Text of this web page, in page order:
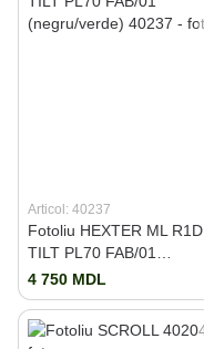
Articol: 40237
Fotoliu HEXTER ML R1D
TILT PL70 FAB/01
(negru/verde)
4 750 MDL